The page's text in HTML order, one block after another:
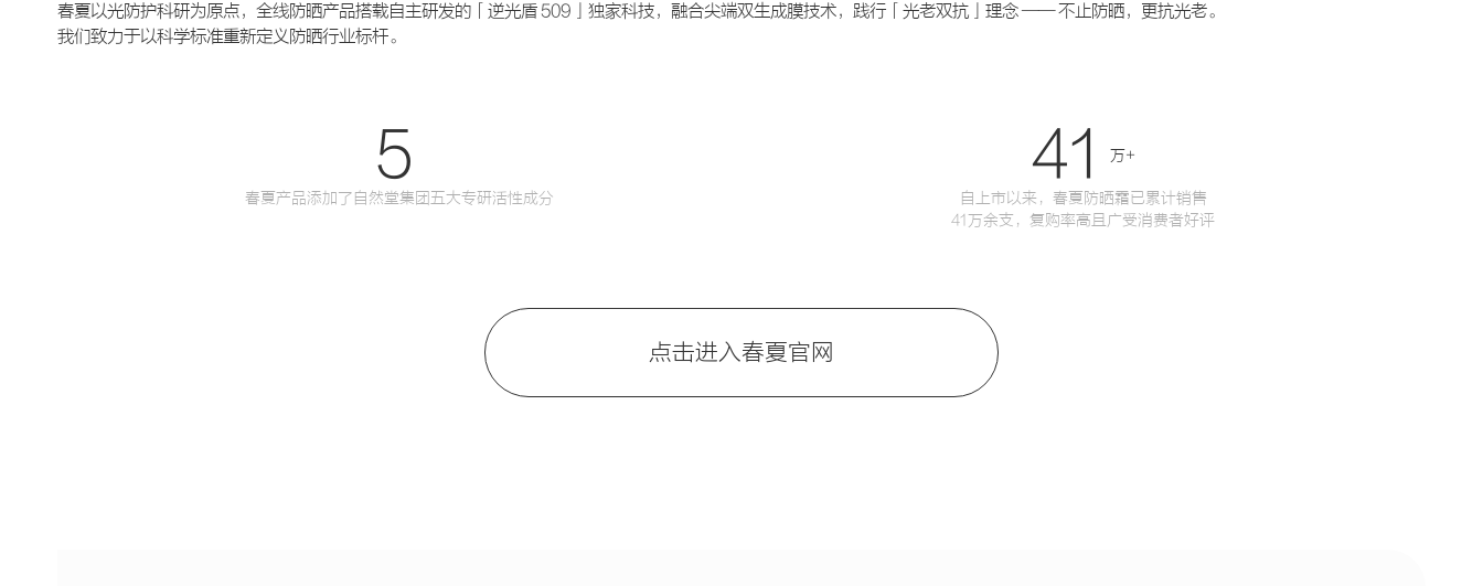
春夏以光防护科研为原点，全线防晒产品搭载自主研发的「逆光盾 509」独家科技，融合尖端双生成膜技术，践行「光老双抗」理念 —— 不止防晒，更抗光老。
我们致力于以科学标准重新定义防晒行业标杆。
5
春夏产品添加了自然堂集团五大专研活性成分
41 万+
自上市以来，春夏防晒霜已累计销售
41万余支，复购率高且广受消费者好评
点击进入春夏官网